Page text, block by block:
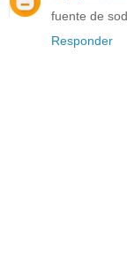
fuente de
Responder